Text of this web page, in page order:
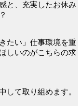
と、充実したお休み
たい」仕事環境を重
しいのがこちらの求
して取り組めます。